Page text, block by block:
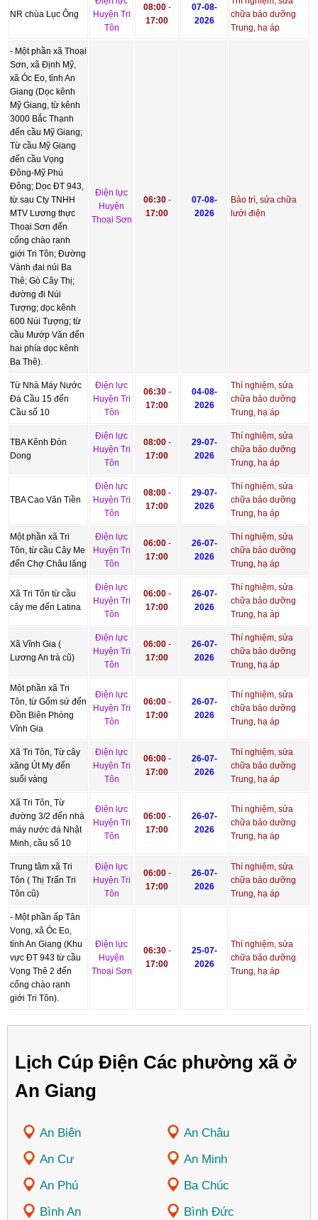
NR chùa Lục Ông
Huyện Tri
Tôn
08:00-
17:00
07-08-
2026
chữa bảo dưỡng
Trung, hạ áp
- Một phần xã Thoại
Sơn, xã Định Mỹ,
xã Óc Eo, tỉnh An
Giang (Dọc kênh
Mỹ Giang, từ kênh
3000 Bắc Thạnh
đến cầu Mỹ Giang;
Từ cầu Mỹ Giang
đến cầu Vọng
Đông-Mỹ Phú
Đông; Dọc ĐT 943,
từ sau Cty TNHH
MTV Lương thực
Thoại Sơn đến
cổng chào ranh
giới Tri Tôn; Đường
Vành đai núi Ba
Thê; Gò Cây Thị;
đường đi Núi
Tượng; dọc kênh
600 Núi Tượng; từ
cầu Mướp Văn đến
hai phía dọc kênh
Ba Thê).
Điện lực
Huyện
Thoại Sơn
06:30-
17:00
07-08-
2026
Bảo trì, sửa chữa
lưới điện
Từ Nhà Máy Nước
Đá Cầu 15 đến
Cầu số 10
Điện lực
Huyện Tri
Tôn
06:30-
17:00
04-08-
2026
Thí nghiệm, sửa
chữa bảo dưỡng
Trung, hạ áp
TBA Kênh Đòn
Dong
Điện lực
Huyện Tri
Tôn
08:00-
17:00
29-07-
2026
Thí nghiệm, sửa
chữa bảo dưỡng
Trung, hạ áp
TBA Cao Văn Tiền
Điện lực
Huyện Tri
Tôn
08:00-
17:00
29-07-
2026
Thí nghiệm, sửa
chữa bảo dưỡng
Trung, hạ áp
Một phần xã Tri
Tôn, từ cầu Cây Me
đến Chợ Châu lăng
Điện lực
Huyện Tri
Tôn
06:00-
17:00
26-07-
2026
Thí nghiệm, sửa
chữa bảo dưỡng
Trung, hạ áp
Xã Tri Tôn từ cầu
cây me đến Latina
Điện lực
Huyện Tri
Tôn
06:00-
17:00
26-07-
2026
Thí nghiệm, sửa
chữa bảo dưỡng
Trung, hạ áp
Xã Vĩnh Gia (
Lương An trà cũ)
Điện lực
Huyện Tri
Tôn
06:00-
17:00
26-07-
2026
Thí nghiệm, sửa
chữa bảo dưỡng
Trung, hạ áp
Một phần xã Tri
Tôn, từ Gốm sứ đến
Đồn Biên Phòng
Vĩnh Gia
Điện lực
Huyện Tri
Tôn
06:00-
17:00
26-07-
2026
Thí nghiệm, sửa
chữa bảo dưỡng
Trung, hạ áp
Xã Tri Tôn, Từ cây
xăng Út My đến
suối vàng
Điện lực
Huyện Tri
Tôn
06:00-
17:00
26-07-
2026
Thí nghiệm, sửa
chữa bảo dưỡng
Trung, hạ áp
Xã Tri Tôn, Từ
đường 3/2 đến nhà
máy nước đá Nhật
Minh, cầu số 10
Điện lực
Huyện Tri
Tôn
06:00-
17:00
26-07-
2026
Thí nghiệm, sửa
chữa bảo dưỡng
Trung, hạ áp
Trung tâm xã Tri
Tôn ( Thị Trấn Tri
Tôn cũ)
Điện lực
Huyện Tri
Tôn
06:00-
17:00
26-07-
2026
Thí nghiệm, sửa
chữa bảo dưỡng
Trung, hạ áp
- Một phần ấp Tân
Vọng, xã Óc Eo,
tỉnh An Giang (Khu
vực ĐT 943 từ cầu
Vọng Thê 2 đến
cổng chào ranh
giới Tri Tôn).
Điện lực
Huyện
Thoại Sơn
06:30-
17:00
25-07-
2026
Thí nghiệm, sửa
chữa bảo dưỡng
Trung, hạ áp
Lịch Cúp Điện Các phường xã ở
An Giang
An Biên
An Châu
An Cư
An Minh
An Phú
Ba Chúc
Bình An
Bình Đức